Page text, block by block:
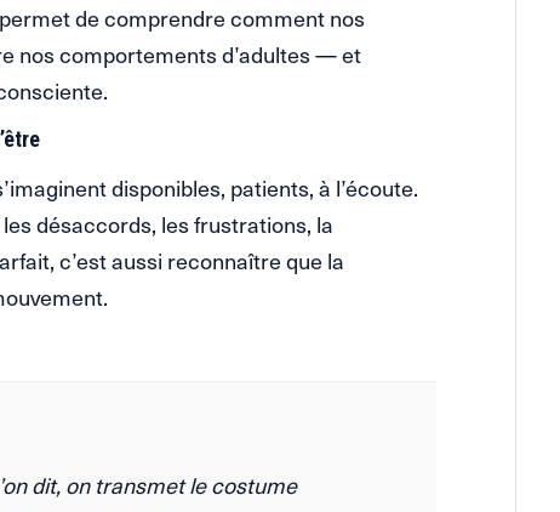
de comprendre comment nos
nos comportements d’adultes — et
disponibles, patients, à l’écoute.
désaccords, les frustrations, la
c’est aussi reconnaître que la
dit, on transmet le costume